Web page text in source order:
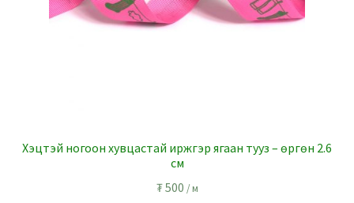
Хэцтэй ногоон хувцастай иржгэр ягаан тууз – өргөн 2.6
см
₮500 / м